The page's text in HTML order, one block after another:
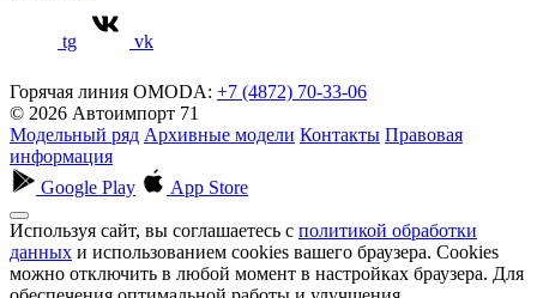
tg vk
Горячая линия OMODA: +7 (4872) 70-33-06
© 2026 Автоимпорт 71
Модельный ряд Архивные модели Контакты Правовая
информация
Google Play
App Store
Используя сайт, вы соглашаетесь с политикой обработки
данных и использованием cookies вашего браузера. Cookies
можно отключить в любой момент в настройках браузера. Для